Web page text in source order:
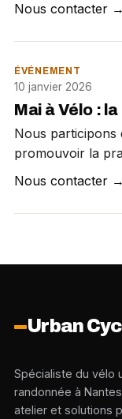
Nous contacter →
ÉVÉNEMENT
10 janvier 2026
Mai à Vélo :
Nous participons
promouvoir la
Nous contacter →
Urban
Spécialiste du vélo
randonnée à
atelier et solutions